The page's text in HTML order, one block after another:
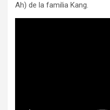
Ah) de la familia Kang.